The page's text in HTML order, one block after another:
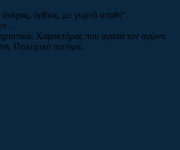
όρθιος, με γυμνό σπαθί”.
Χαρακτήρας που αγαπά τον αγώνα
Πολεμικό πνεύμα.